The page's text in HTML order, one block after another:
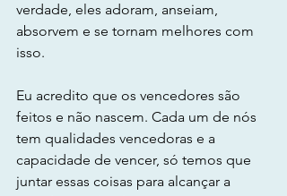
verdade, eles adoram, anseiam,
absorvem e se tornam melhores com
isso.
Eu acredito que os vencedores são
feitos e não nascem. Cada um de nós
tem qualidades vencedoras e a
capacidade de vencer, só temos que
juntar essas coisas para alcançar a